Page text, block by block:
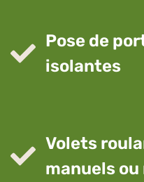
Pose de
isolantes
Volets
manuels